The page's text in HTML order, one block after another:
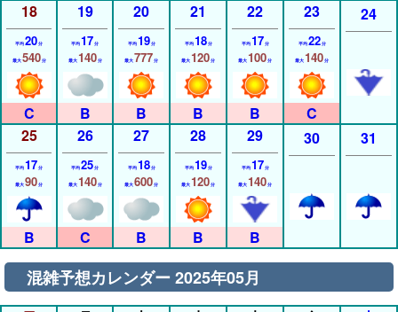
18
平均20分
最大540分
19
平均17分
最大 140分
20
平均19分
最大777分
21
平均18分
最大 120分
22
平均17分
最大 100分
23
平均22分
最大 140分
24
25
平均17分
最大90分
26
平均25分
最大 140分
27
平均18分
最大600分
28
平均19分
最大 120分
29
平均17分
最大 140分
30 31
混雑予想カレンダー 2025年05月